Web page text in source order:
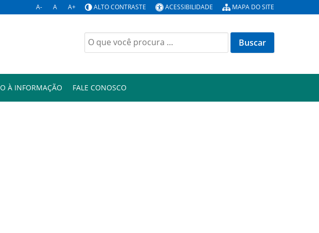
A- A A+ ALTO CONTRASTE ACESSIBILIDADE MAPA DO SITE
Buscar
por:
À INFORMAÇÃO FALE CONOSCO